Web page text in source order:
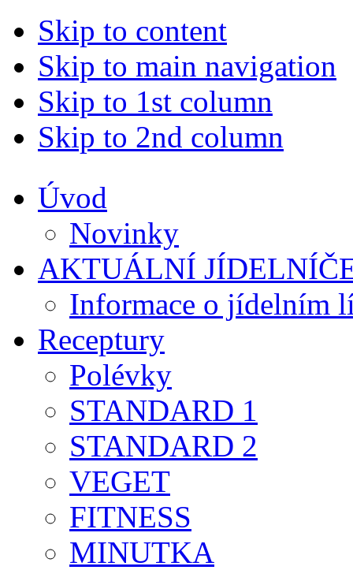
Skip to content
Skip to main navigation
Skip to 1st column
Skip to 2nd column
Úvod
Novinky
AKTUÁLNÍ
Informace o jídelním
Receptury
Polévky
STANDARD 1
STANDARD 2
VEGET
FITNESS
MINUTKA